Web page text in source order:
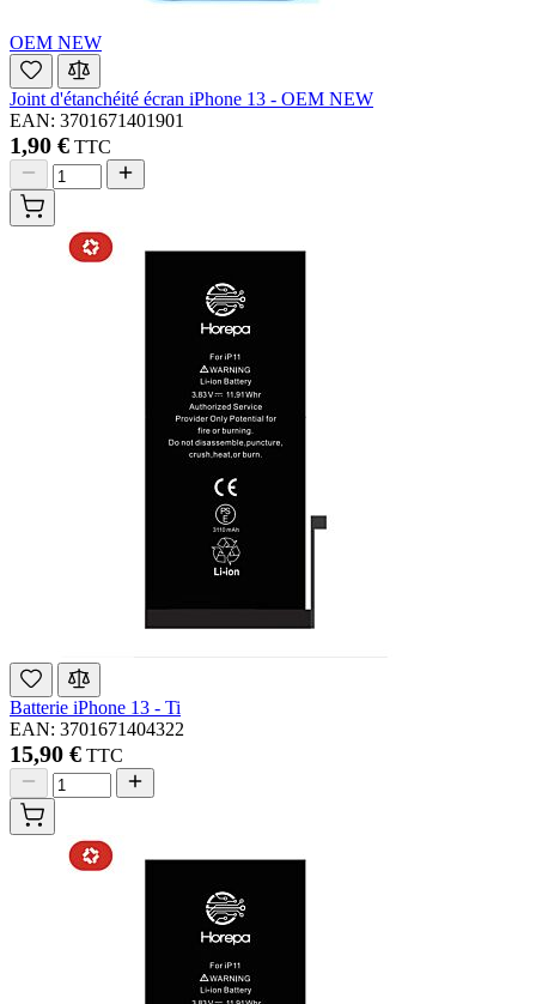
OEM NEW
Joint d'étanchéité écran iPhone 13 - OEM NEW
EAN: 3701671401901
1,90 € TTC
Batterie iPhone 13 - Ti
EAN: 3701671404322
15,90 € TTC